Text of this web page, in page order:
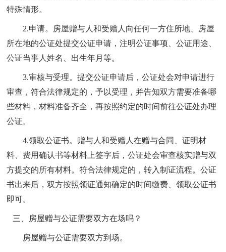
特殊情形。
2.申请。房屋赠与人和受赠人向任何一方住所地、房屋
所在地的公证处提交公证申请，注明公证事项、公证用途、
公证当事人姓名、出生年月等。
3.审核与受理。提交公证申请后，公证处会对申请进行
审查，符合法律规定的，予以受理，并告知双方需要准备哪
些材料，材料准备齐全，再按照约定的时间前往公证处办理
公证。
4.领取公证书。赠与人和受赠人在赠与合同、证明材
料、费用确认书等材料上签字后，公证处会审查核实赠与双
方提交的所有材料。符合法律规定的，转入制证流程。公证
书出来后，双方按照领证通知确定的时间缴费、领取公证书
即可。
三、房屋赠与公证需要双方在场吗？
房屋赠与公证需要双方到场。